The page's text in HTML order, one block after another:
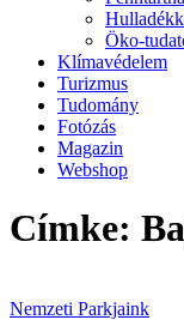
Öko-
Klímavédelem
Turizmus
Tudomány
Fotózás
Magazin
Webshop
Címke:
Nemzeti Parkjaink